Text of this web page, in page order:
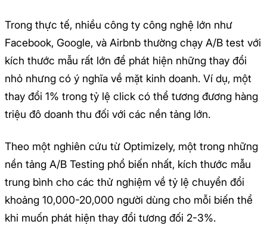
Trong thực tế, nhiều công ty công nghệ lớn như
Facebook, Google, và Airbnb thường chạy A/B test với
kích thước mẫu rất lớn để phát hiện những thay đổi
nhỏ nhưng có ý nghĩa về mặt kinh doanh. Ví dụ, một
thay đổi 1% trong tỷ lệ click có thể tương đương hàng
triệu đô doanh thu đối với các nền tảng lớn.
Theo một nghiên cứu từ Optimizely, một trong những
nền tảng A/B Testing phổ biến nhất, kích thước mẫu
trung bình cho các thử nghiệm về tỷ lệ chuyển đổi
khoảng 10,000-20,000 người dùng cho mỗi biến thể
khi muốn phát hiện thay đổi tương đối 2-3%.